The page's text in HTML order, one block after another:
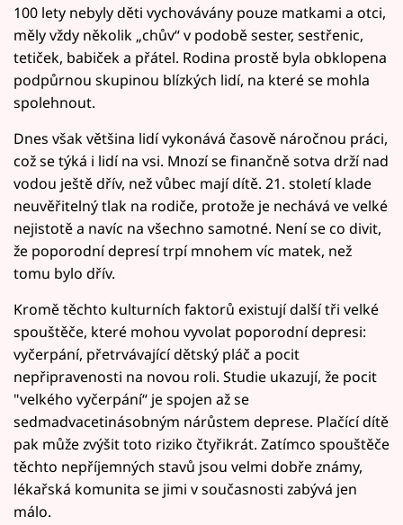
100 lety nebyly děti vychovávány pouze matkami a otci,
měly vždy několik „chův“ v podobě sester, sestřenic,
tetiček, babiček a přátel. Rodina prostě byla obklopena
podpůrnou skupinou blízkých lidí, na které se mohla
spolehnout.
Dnes však většina lidí vykonává časově náročnou práci,
což se týká i lidí na vsi. Mnozí se finančně sotva drží nad
vodou ještě dřív, než vůbec mají dítě. 21. století klade
neuvěřitelný tlak na rodiče, protože je nechává ve velké
nejistotě a navíc na všechno samotné. Není se co divit,
že poporodní depresí trpí mnohem víc matek, než
tomu bylo dřív.
Kromě těchto kulturních faktorů existují další tři velké
spouštěče, které mohou vyvolat poporodní depresi:
vyčerpání, přetrvávající dětský pláč a pocit
nepřipravenosti na novou roli. Studie ukazují, že pocit
"velkého vyčerpání“ je spojen až se
sedmadvacetinásobným nárůstem deprese. Plačící dítě
pak může zvýšit toto riziko čtyřikrát. Zatímco spouštěče
těchto nepříjemných stavů jsou velmi dobře známy,
lékařská komunita se jimi v současnosti zabývá jen
málo.